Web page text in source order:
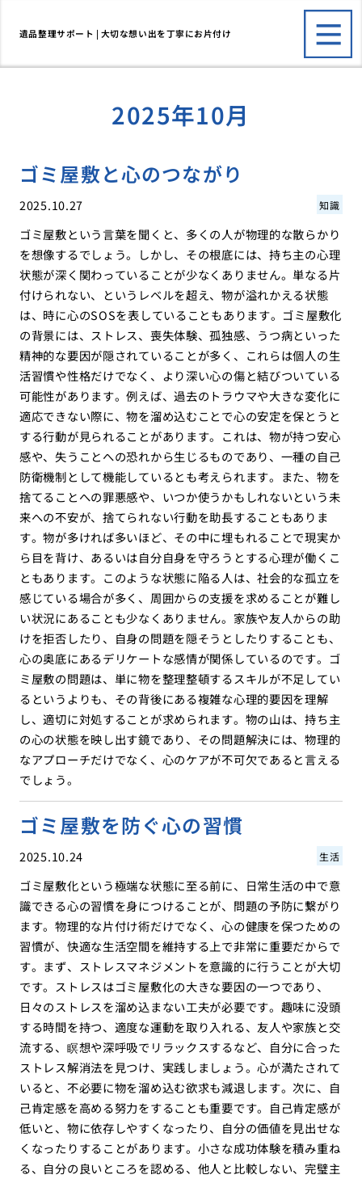
遺品整理サポート | 大切な想い出を丁寧にお片付け
2025年10月
ゴミ屋敷と心のつながり
2025.10.27 知識
ゴミ屋敷という言葉を聞くと、多くの人が物理的な散らかり
を想像するでしょう。しかし、その根底には、持ち主の心理
状態が深く関わっていることが少なくありません。単なる片
付けられない、というレベルを超え、物が溢れかえる状態
は、時に心のSOSを表していることもあります。ゴミ屋敷化
の背景には、ストレス、喪失体験、孤独感、うつ病といった
精神的な要因が隠されていることが多く、これらは個人の生
活習慣や性格だけでなく、より深い心の傷と結びついている
可能性があります。例えば、過去のトラウマや大きな変化に
適応できない際に、物を溜め込むことで心の安定を保とうと
する行動が見られることがあります。これは、物が持つ安心
感や、失うことへの恐れから生じるものであり、一種の自己
防衛機制として機能しているとも考えられます。また、物を
捨てることへの罪悪感や、いつか使うかもしれないという未
来への不安が、捨てられない行動を助長することもありま
す。物が多ければ多いほど、その中に埋もれることで現実か
ら目を背け、あるいは自分自身を守ろうとする心理が働くこ
ともあります。このような状態に陥る人は、社会的な孤立を
感じている場合が多く、周囲からの支援を求めることが難し
い状況にあることも少なくありません。家族や友人からの助
けを拒否したり、自身の問題を隠そうとしたりすることも、
心の奥底にあるデリケートな感情が関係しているのです。ゴ
ミ屋敷の問題は、単に物を整理整頓するスキルが不足してい
るというよりも、その背後にある複雑な心理的要因を理解
し、適切に対処することが求められます。物の山は、持ち主
の心の状態を映し出す鏡であり、その問題解決には、物理的
なアプローチだけでなく、心のケアが不可欠であると言える
でしょう。
ゴミ屋敷を防ぐ心の習慣
2025.10.24 生活
ゴミ屋敷化という極端な状態に至る前に、日常生活の中で意
識できる心の習慣を身につけることが、問題の予防に繋がり
ます。物理的な片付け術だけでなく、心の健康を保つための
習慣が、快適な生活空間を維持する上で非常に重要だからで
す。まず、ストレスマネジメントを意識的に行うことが大切
です。ストレスはゴミ屋敷化の大きな要因の一つであり、
日々のストレスを溜め込まない工夫が必要です。趣味に没頭
する時間を持つ、適度な運動を取り入れる、友人や家族と交
流する、瞑想や深呼吸でリラックスするなど、自分に合った
ストレス解消法を見つけ、実践しましょう。心が満たされて
いると、不必要に物を溜め込む欲求も減退します。次に、自
己肯定感を高める努力をすることも重要です。自己肯定感が
低いと、物に依存しやすくなったり、自分の価値を見出せな
くなったりすることがあります。小さな成功体験を積み重ね
る、自分の良いところを認める、他人と比較しない、完璧主